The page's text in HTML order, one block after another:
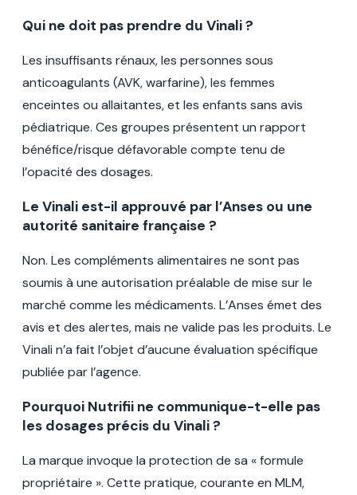
Qui ne doit pas prendre du Vinali ?
Les insuffisants rénaux, les personnes sous
anticoagulants (AVK, warfarine), les femmes
enceintes ou allaitantes, et les enfants sans avis
pédiatrique. Ces groupes présentent un rapport
bénéfice/risque défavorable compte tenu de
l’opacité des dosages.
Le Vinali est-il approuvé par l’Anses ou une
autorité sanitaire française ?
Non. Les compléments alimentaires ne sont pas
soumis à une autorisation préalable de mise sur le
marché comme les médicaments. L’Anses émet des
avis et des alertes, mais ne valide pas les produits. Le
Vinali n’a fait l’objet d’aucune évaluation spécifique
publiée par l’agence.
Pourquoi Nutrifii ne communique-t-elle pas
les dosages précis du Vinali ?
La marque invoque la protection de sa « formule
propriétaire ». Cette pratique, courante en MLM,